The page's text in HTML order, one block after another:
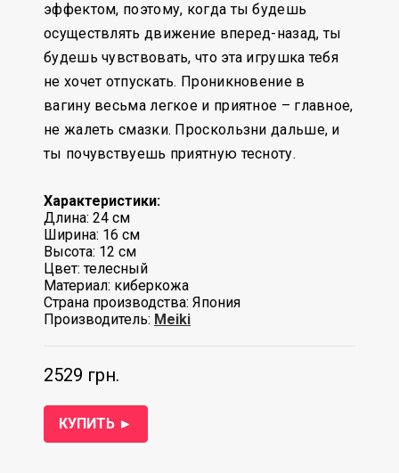
эффектом, поэтому, когда ты будешь
осуществлять движение вперед-назад, ты
будешь чувствовать, что эта игрушка тебя
не хочет отпускать. Проникновение в
вагину весьма легкое и приятное – главное,
не жалеть смазки. Проскользни дальше, и
ты почувствуешь приятную тесноту.
Характеристики:
Длина: 24 см
Ширина: 16 см
Высота: 12 см
Цвет: телесный
Материал: киберкожа
Страна производства: Япония
Производитель: Meiki
КУПИТЬ ►
2529 грн.